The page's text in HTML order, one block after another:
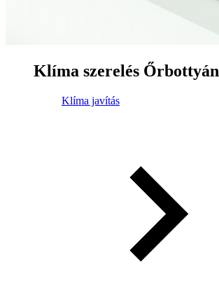
Klíma szerelés Őrbottyán
Klíma javítás